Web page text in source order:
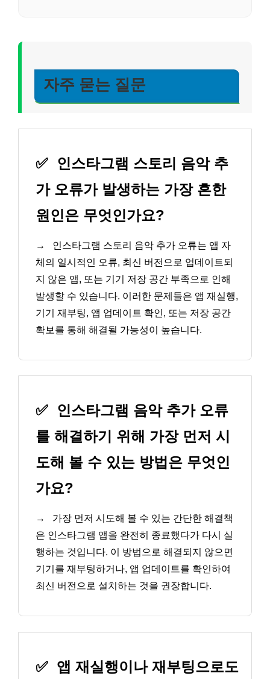
자주 묻는 질문
✅
인스타그램 스토리 음악 추
가 오류가 발생하는 가장 흔한
원인은 무엇인가요?
→
인스타그램 스토리 음악 추가 오류는 앱 자
체의 일시적인 오류, 최신 버전으로 업데이트되
지 않은 앱, 또는 기기 저장 공간 부족으로 인해
발생할 수 있습니다. 이러한 문제들은 앱 재실행,
기기 재부팅, 앱 업데이트 확인, 또는 저장 공간
확보를 통해 해결될 가능성이 높습니다.
✅
인스타그램 음악 추가 오류
를 해결하기 위해 가장 먼저 시
도해 볼 수 있는 방법은 무엇인
가요?
→
가장 먼저 시도해 볼 수 있는 간단한 해결책
은 인스타그램 앱을 완전히 종료했다가 다시 실
행하는 것입니다. 이 방법으로 해결되지 않으면
기기를 재부팅하거나, 앱 업데이트를 확인하여
최신 버전으로 설치하는 것을 권장합니다.
✅ 앱 재실행이나 재부팅으로도